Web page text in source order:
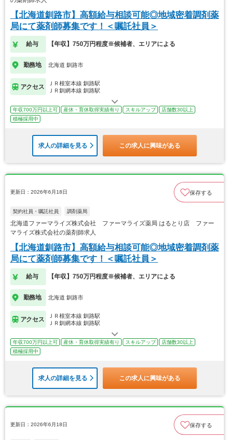
【北海道釧路市】高額給与相談可能◎地域密着調剤薬
局にて薬剤師募集です！＜嘱託社員＞
給与 【年収】750万円程度※候補者、エリアによる
勤務地 北海道 釧路市
アクセス
ＪＲ根室本線 釧路駅
ＪＲ釧網本線 釧路駅
年収700万円以上可 産休・育休取得実績有り スキルアップ
店舗数30以上
積極採用中
求人の詳細を見る この求人に興味がある
更新日：2026年6月18日 保存する
契約社員・嘱託社員 調剤薬局
北海道ファーマライズ株式会社 ファーマライズ薬局 はるとり店 ファー
マライズ株式会社の薬剤師求人
【北海道釧路市】高額給与相談可能◎地域密着調剤薬
局にて薬剤師募集です！＜嘱託社員＞
給与 【年収】750万円程度※候補者、エリアによる
勤務地 北海道 釧路市
アクセス
ＪＲ根室本線 釧路駅
ＪＲ釧網本線 釧路駅
年収700万円以上可 産休・育休取得実績有り スキルアップ
店舗数30以上
積極採用中
求人の詳細を見る この求人に興味がある
更新日：2026年6月18日 保存する